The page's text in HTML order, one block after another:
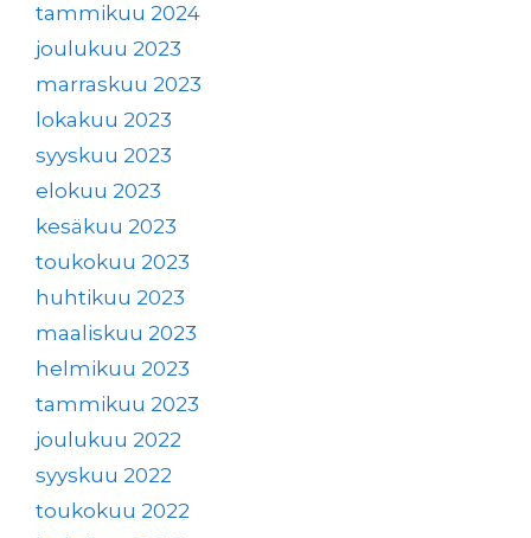
tammikuu 2024
joulukuu 2023
marraskuu 2023
lokakuu 2023
syyskuu 2023
elokuu 2023
kesäkuu 2023
toukokuu 2023
huhtikuu 2023
maaliskuu 2023
helmikuu 2023
tammikuu 2023
joulukuu 2022
syyskuu 2022
toukokuu 2022